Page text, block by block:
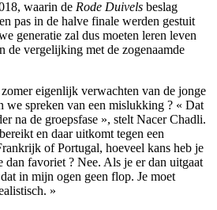
waarin de Rode Duivels beslag
pas in de halve finale werden gestuit
generatie zal dus moeten leren leven
de vergelijking met de zogenaamde
eigenlijk verwachten van de jonge
we spreken van een mislukking ? « Dat
na de groepsfase », stelt Nacer Chadli.
en daar uitkomt tegen een
of Portugal, hoeveel kans heb je
dan favoriet ? Nee. Als je er dan uitgaat
in mijn ogen geen flop. Je moet
»